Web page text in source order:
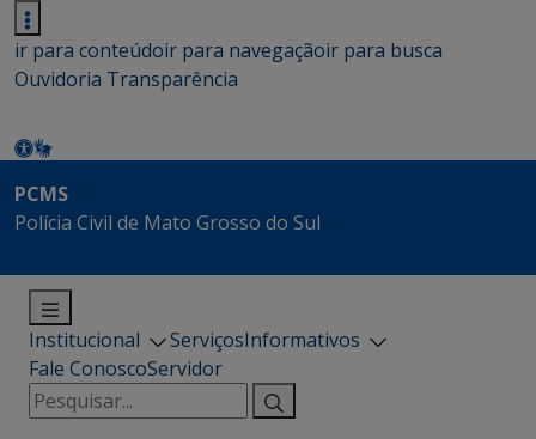
ir para conteúdoir para navegaçãoir para busca
Ouvidoria Transparência
PCMS
Polícia Civil de Mato Grosso do Sul
Institucional ServiçosInformativos
Fale ConoscoServidor
Pesquisar
por: